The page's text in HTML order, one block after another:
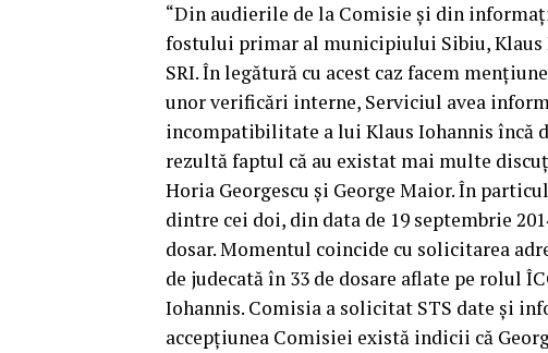
“Din audierile de la Comisie şi din
fostului primar al municipiului Sibiu, Klaus
SRI. În legătură cu acest caz facem
unor verificări interne, Serviciul avea
incompatibilitate a lui Klaus Iohannis încă
rezultă faptul că au existat mai multe
Horia Georgescu şi George Maior. În
dintre cei doi, din data de 19 septembrie
dosar. Momentul coincide cu solicitarea
de judecată în 33 de dosare aflate pe rolul
Iohannis. Comisia a solicitat STS date şi
accepţiunea Comisiei există indicii că